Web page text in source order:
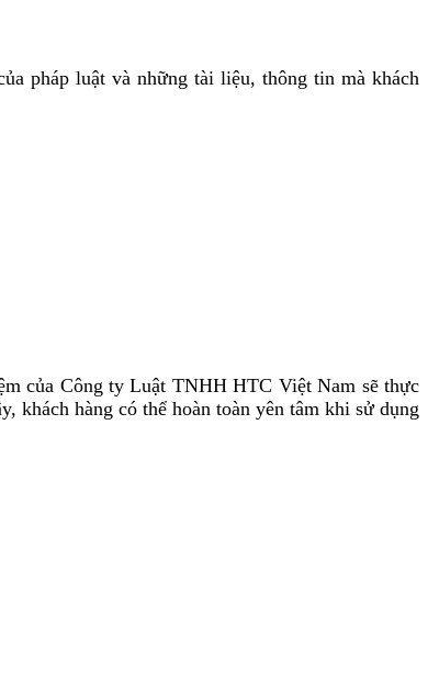
pháp luật và những tài liệu, thông tin mà khách
của Công ty Luật TNHH HTC Việt Nam sẽ thực
khách hàng có thể hoàn toàn yên tâm khi sử dụng